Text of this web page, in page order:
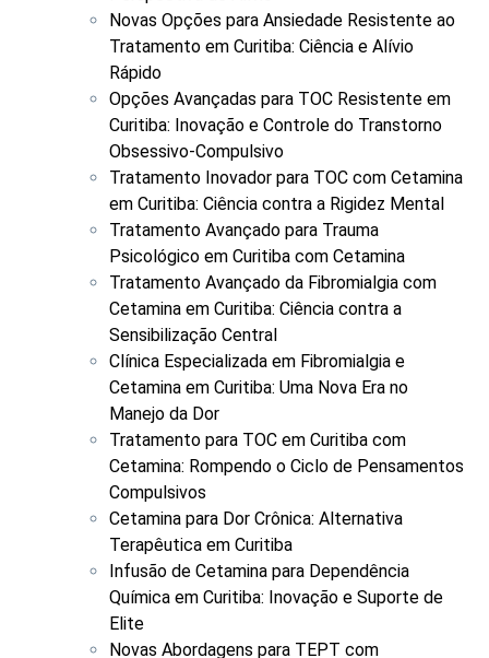
Novas Opções para Ansiedade Resistente ao
Tratamento em Curitiba: Ciência e Alívio
Rápido
Opções Avançadas para TOC Resistente em
Curitiba: Inovação e Controle do Transtorno
Obsessivo-Compulsivo
Tratamento Inovador para TOC com Cetamina
em Curitiba: Ciência contra a Rigidez Mental
Tratamento Avançado para Trauma
Psicológico em Curitiba com Cetamina
Tratamento Avançado da Fibromialgia com
Cetamina em Curitiba: Ciência contra a
Sensibilização Central
Clínica Especializada em Fibromialgia e
Cetamina em Curitiba: Uma Nova Era no
Manejo da Dor
Tratamento para TOC em Curitiba com
Cetamina: Rompendo o Ciclo de Pensamentos
Compulsivos
Cetamina para Dor Crônica: Alternativa
Terapêutica em Curitiba
Infusão de Cetamina para Dependência
Química em Curitiba: Inovação e Suporte de
Elite
Novas Abordagens para TEPT com